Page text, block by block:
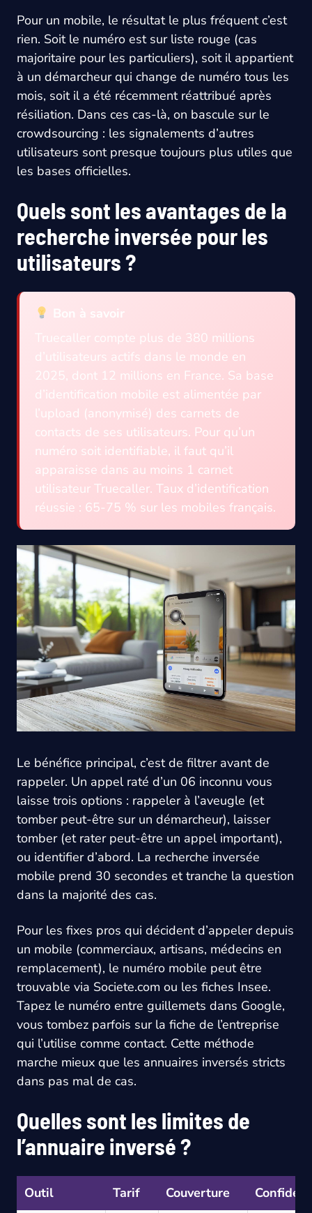
Pour un mobile, le résultat le plus fréquent c’est
rien. Soit le numéro est sur liste rouge (cas
majoritaire pour les particuliers), soit il appartient
à un démarcheur qui change de numéro tous les
mois, soit il a été récemment réattribué après
résiliation. Dans ces cas-là, on bascule sur le
crowdsourcing : les signalements d’autres
utilisateurs sont presque toujours plus utiles que
les bases officielles.
Quels sont les avantages de la
recherche inversée pour les
utilisateurs ?
Bon à savoir
Truecaller compte plus de 380 millions
d’utilisateurs actifs dans le monde en
2025, dont 12 millions en France. Sa base
d’identification mobile est alimentée par
l’upload (anonymisé) des carnets de
contacts de ses utilisateurs. Pour qu’un
numéro soit identifiable, il faut qu’il
apparaisse dans au moins 1 carnet
utilisateur Truecaller. Taux d’identification
réussie : 65-75 % sur les mobiles français.
Le bénéfice principal, c’est de filtrer avant de
rappeler. Un appel raté d’un 06 inconnu vous
laisse trois options : rappeler à l’aveugle (et
tomber peut-être sur un démarcheur), laisser
tomber (et rater peut-être un appel important),
ou identifier d’abord. La recherche inversée
mobile prend 30 secondes et tranche la question
dans la majorité des cas.
Pour les fixes pros qui décident d’appeler depuis
un mobile (commerciaux, artisans, médecins en
remplacement), le numéro mobile peut être
trouvable via Societe.com ou les fiches Insee.
Tapez le numéro entre guillemets dans Google,
vous tombez parfois sur la fiche de l’entreprise
qui l’utilise comme contact. Cette méthode
marche mieux que les annuaires inversés stricts
dans pas mal de cas.
Quelles sont les limites de
l’annuaire inversé ?
Outil Tarif Couverture